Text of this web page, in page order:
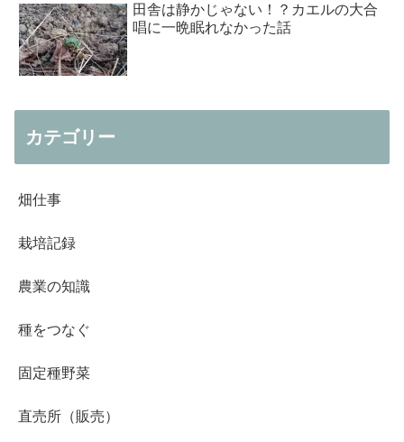
田舎は静かじゃない！？カエルの大合
唱に一晩眠れなかった話
カテゴリー
畑仕事
栽培記録
農業の知識
種をつなぐ
固定種野菜
直売所（販売）